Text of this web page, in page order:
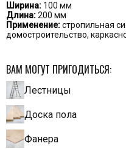
Ширина: 100 мм
Длина:200 мм
Применение:стропильная
домостроительство,
ВАМ МОГУТ ПРИГОДИТЬСЯ:
Лестницы
Доска пола
Фанера